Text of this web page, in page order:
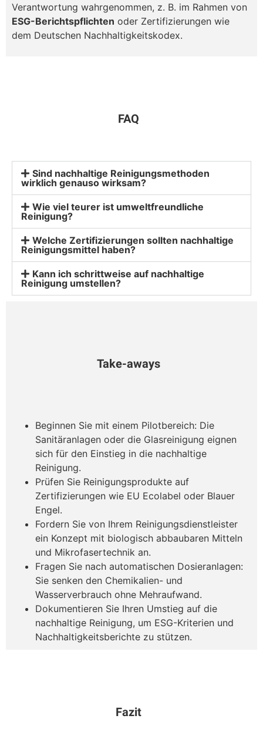
Verantwortung wahrgenommen, z. B. im Rahmen von
ESG-Berichtspflichten oder Zertifizierungen wie
dem Deutschen Nachhaltigkeitskodex.
FAQ
Sind nachhaltige Reinigungsmethoden
wirklich genauso wirksam?
Wie viel teurer ist umweltfreundliche
Reinigung?
Welche Zertifizierungen sollten nachhaltige
Reinigungsmittel haben?
Kann ich schrittweise auf nachhaltige
Reinigung umstellen?
Take-aways
Beginnen Sie mit einem Pilotbereich: Die
Sanitäranlagen oder die Glasreinigung eignen
sich für den Einstieg in die nachhaltige
Reinigung.
Prüfen Sie Reinigungsprodukte auf
Zertifizierungen wie EU Ecolabel oder Blauer
Engel.
Fordern Sie von Ihrem Reinigungsdienstleister
ein Konzept mit biologisch abbaubaren Mitteln
und Mikrofasertechnik an.
Fragen Sie nach automatischen Dosieranlagen:
Sie senken den Chemikalien- und
Wasserverbrauch ohne Mehraufwand.
Dokumentieren Sie Ihren Umstieg auf die
nachhaltige Reinigung, um ESG-Kriterien und
Nachhaltigkeitsberichte zu stützen.
Fazit